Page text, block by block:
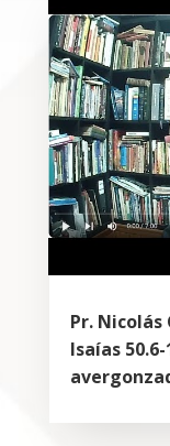
Pr. Nicolás
Isaías